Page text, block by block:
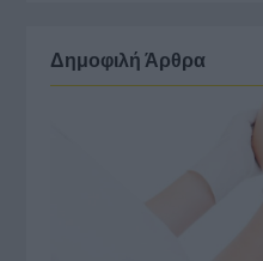
Δημοφιλή Άρθρα